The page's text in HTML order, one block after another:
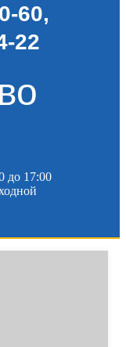
60,
22
до 17:00